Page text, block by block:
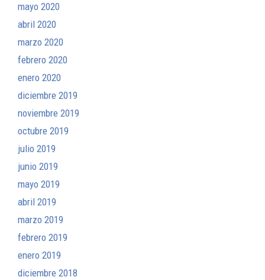
mayo 2020
abril 2020
marzo 2020
febrero 2020
enero 2020
diciembre 2019
noviembre 2019
octubre 2019
julio 2019
junio 2019
mayo 2019
abril 2019
marzo 2019
febrero 2019
enero 2019
diciembre 2018